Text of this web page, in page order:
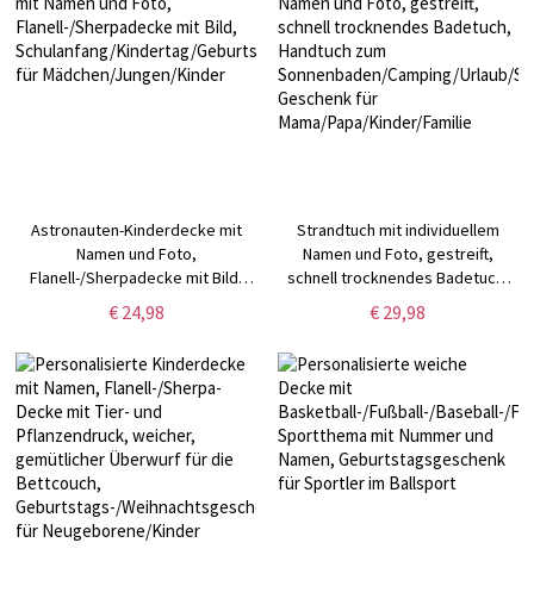
Astronauten-Kinderdecke mit
Namen und Foto,
Flanell-/Sherpadecke mit Bild,
Schulanfang/Kindertag/Geburtstagsgeschenk
für Mädchen/Jungen/Kinder
€ 24,98
Strandtuch mit individuellem
Namen und Foto, gestreift,
schnell trocknendes Badetuch,
Handtuch zum
Sonnenbaden/Camping/Urlaub/
Mama/Papa/Kinder/Familie
€ 29,98